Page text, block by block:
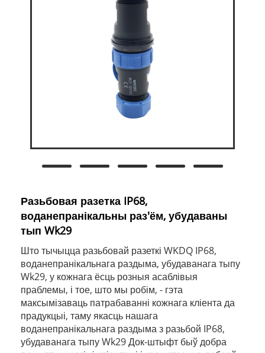
Разьбовая разетка IP68,
воданепранікальны раз'ём, убудаваны
тып Wk29
Што тычыцца разьбовай разеткі WKDQ IP68,
воданепранікальнага раздыма, убудаванага тыпу
Wk29, у кожнага ёсць розныя асаблівыя
праблемы, і тое, што мы робім, - гэта
максымізаваць патрабаванні кожнага кліента да
прадукцыі, таму якасць нашага
воданепранікальнага раздыма з разьбой IP68,
убудаванага тыпу Wk29 Док-штыфт быў добра